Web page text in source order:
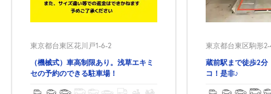
東京都台東区花川戸1-6-2
（機械式）車高制限あり。浅草エキミ
セの予約のできる駐車場！
東京都台東区駒形
蔵前駅まで徒歩2分
コ！是非♪